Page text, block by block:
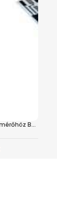
GM Tesztcsík Vércukormérőhöz BS-602